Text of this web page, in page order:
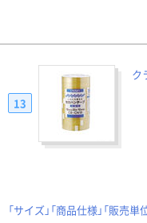
ク
13
「サイズ」「商品仕様」「販売単